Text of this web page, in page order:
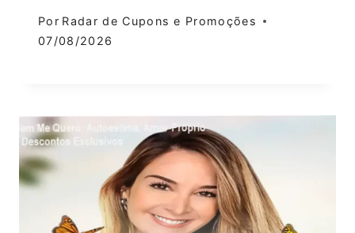
Por Radar de Cupons e Promoções
07/08/2026